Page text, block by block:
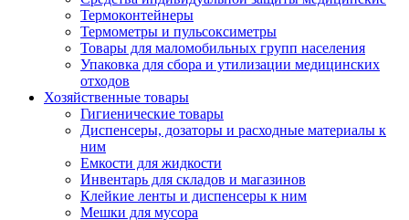
Термоконтейнеры
Термометры и пульсоксиметры
Товары для маломобильных групп населения
Упаковка для сбора и утилизации медицинских
отходов
Хозяйственные товары
Гигиенические товары
Диспенсеры, дозаторы и расходные материалы к
ним
Емкости для жидкости
Инвентарь для складов и магазинов
Клейкие ленты и диспенсеры к ним
Мешки для мусора